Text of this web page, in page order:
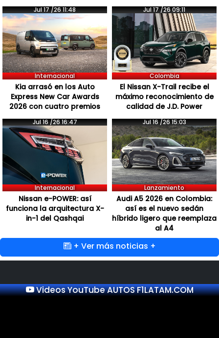
Jul 17 /26 11:48
Internacional
Kia arrasó en los Auto
Express New Car Awards
2026 con cuatro premios
Jul 17 /26 09:11
Colombia
El Nissan X-Trail recibe el
máximo reconocimiento de
calidad de J.D. Power
Jul 16 /26 16:47
Internacional
Nissan e-POWER: así
funciona la arquitectura X-
in-1 del Qashqai
Jul 16 /26 15:03
Lanzamiento
Audi A5 2026 en Colombia:
así es el nuevo sedán
híbrido ligero que reemplaza
al A4
+ Ver más noticias +
Videos YouTube AUTOS F1LATAM.COM